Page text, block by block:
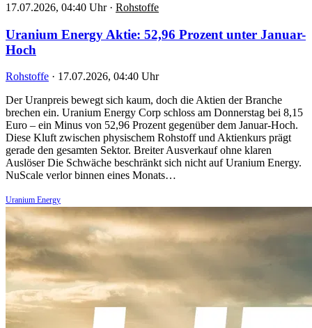
17.07.2026, 04:40 Uhr · Rohstoffe
Uranium Energy Aktie: 52,96 Prozent unter Januar-
Hoch
Rohstoffe · 17.07.2026, 04:40 Uhr
Der Uranpreis bewegt sich kaum, doch die Aktien der Branche
brechen ein. Uranium Energy Corp schloss am Donnerstag bei 8,15
Euro – ein Minus von 52,96 Prozent gegenüber dem Januar-Hoch.
Diese Kluft zwischen physischem Rohstoff und Aktienkurs prägt
gerade den gesamten Sektor. Breiter Ausverkauf ohne klaren
Auslöser Die Schwäche beschränkt sich nicht auf Uranium Energy.
NuScale verlor binnen eines Monats…
Uranium Energy